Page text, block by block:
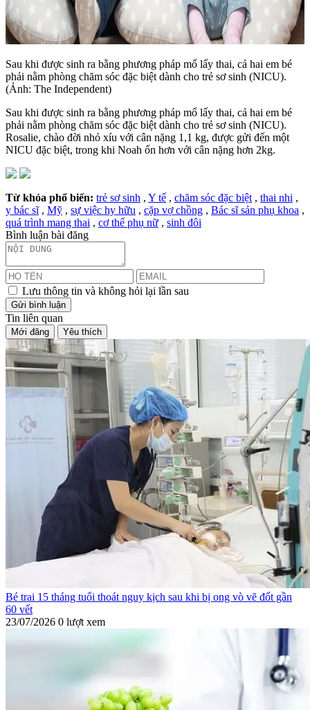
Sau khi được sinh ra bằng phương pháp mổ lấy thai, cả hai em bé
phải nằm phòng chăm sóc đặc biệt dành cho trẻ sơ sinh (NICU).
(Ảnh: The Independent)
Sau khi được sinh ra bằng phương pháp mổ lấy thai, cả hai em bé
phải nằm phòng chăm sóc đặc biệt dành cho trẻ sơ sinh (NICU).
Rosalie, chào đời nhỏ xíu với cân nặng 1,1 kg, được gửi đến một
NICU đặc biệt, trong khi Noah ổn hơn với cân nặng hơn 2kg.
Từ khóa phổ biến: trẻ sơ sinh , Y tế , chăm sóc đặc biệt , thai nhi ,
y bác sĩ, Mỹ , sự việc hy hữu , cặp vợ chồng , Bác sĩ sản phụ khoa ,
quá trình mang thai , cơ thể phụ nữ , sinh đôi
Bình luận bài đăng
Lưu thông tin và không hỏi lại lần sau
Gửi bình luận
Tin liên quan
Mới đăng Yêu thích
Bé trai 15 tháng tuổi thoát nguy kịch sau khi bị ong vò vẽ đốt gần
60 vết
23/07/2026 0 lượt xem